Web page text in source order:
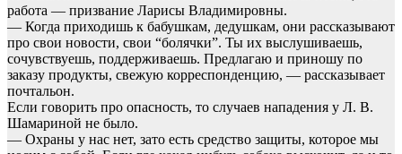
работа — призвание Ларисы Владимировны.
— Когда приходишь к бабушкам, дедушкам, они рассказывают
про свои новости, свои “болячки”. Ты их выслушиваешь,
сочувствуешь, поддерживаешь. Предлагаю и приношу по
заказу продукты, свежую корреспонденцию, — рассказывает
почтальон.
Если говорить про опасность, то случаев нападения у Л. В.
Шамариной не было.
— Охраны у нас нет, зато есть средство защиты, которое мы